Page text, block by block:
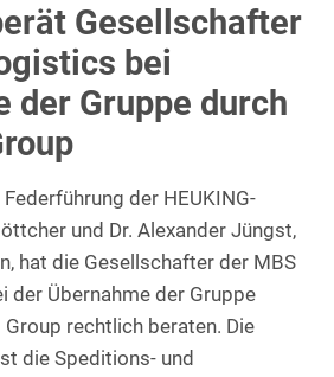
Gesellschafter
bei
der Gruppe durch
der HEUKING-
und Dr. Alexander Jüngst,
hat die Gesellschafter der MBS
der Übernahme der Gruppe
rechtlich beraten. Die
die Speditions- und